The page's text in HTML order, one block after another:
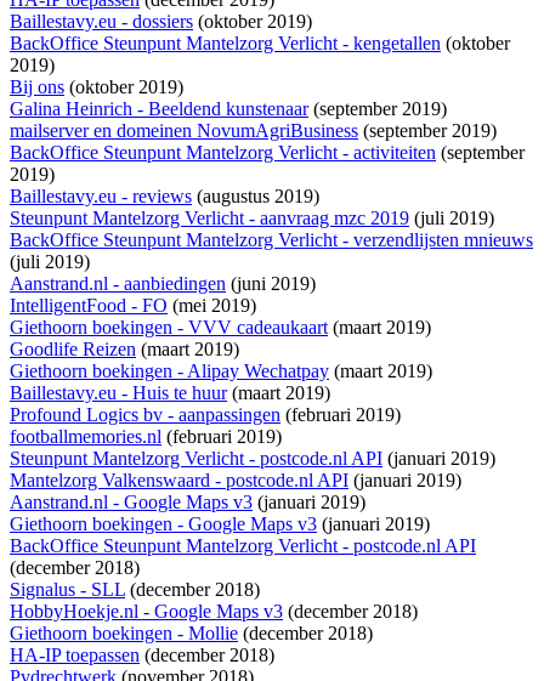
Baillestavy.eu - dossiers (oktober 2019)
BackOffice Steunpunt Mantelzorg Verlicht - kengetallen (oktober
2019)
Bij ons (oktober 2019)
Galina Heinrich - Beeldend kunstenaar(september 2019)
mailserver en domeinen NovumAgriBusiness (september 2019)
BackOffice Steunpunt Mantelzorg Verlicht - activiteiten (september
2019)
Baillestavy.eu - reviews (augustus 2019)
Steunpunt Mantelzorg Verlicht - aanvraag mzc 2019 (juli 2019)
BackOffice Steunpunt Mantelzorg Verlicht - verzendlijsten mnieuws
(juli 2019)
Aanstrand.nl - aanbiedingen (juni 2019)
IntelligentFood - FO (mei 2019)
Giethoorn boekingen - VVV cadeaukaart(maart 2019)
Goodlife Reizen (maart 2019)
Giethoorn boekingen - Alipay Wechatpay (maart 2019)
Baillestavy.eu - Huis te huur(maart 2019)
Profound Logics bv - aanpassingen (februari 2019)
footballmemories.nl (februari 2019)
Steunpunt Mantelzorg Verlicht - postcode.nl API (januari 2019)
Mantelzorg Valkenswaard - postcode.nl API (januari 2019)
Aanstrand.nl - Google Maps v3 (januari 2019)
Giethoorn boekingen - Google Maps v3 (januari 2019)
BackOffice Steunpunt Mantelzorg Verlicht - postcode.nl API
(december 2018)
Signalus - SLL (december 2018)
HobbyHoekje.nl - Google Maps v3 (december 2018)
Giethoorn boekingen - Mollie (december 2018)
HA-IP toepassen (december 2018)